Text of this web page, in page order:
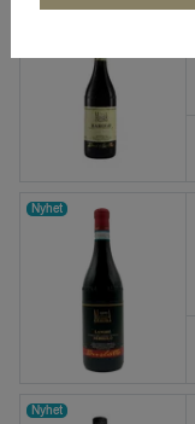
Nyhet
Nyhet
Nyhet